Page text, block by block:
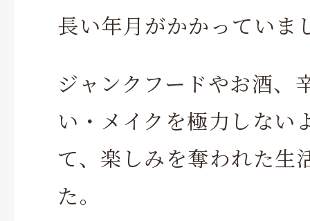
長い年月がかかっていま
ジャンクフードやお酒、
い・メイクを極力しない
て、楽しみを奪われた生
た。